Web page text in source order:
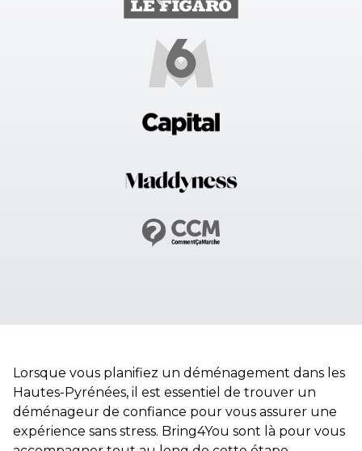
Lorsque vous planifiez un déménagement dans les
Hautes-Pyrénées, il est essentiel de trouver un
déménageur de confiance pour vous assurer une
expérience sans stress. Bring4You sont là pour vous